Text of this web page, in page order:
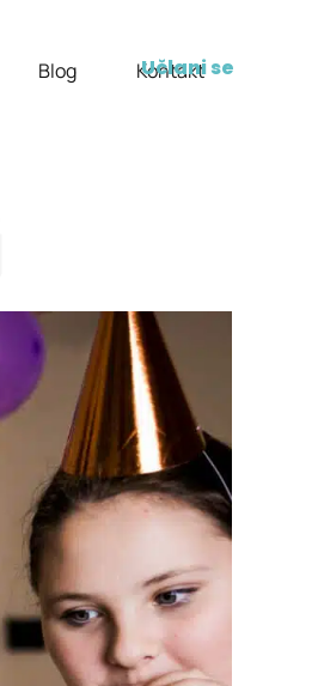
Blog Kontakt
Učlani se